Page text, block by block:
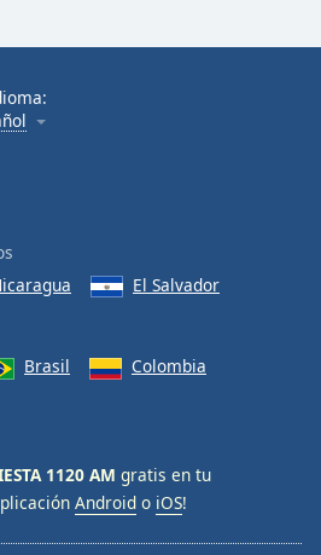
El Salvador
Brasil
Colombia
1120 AM gratis en tu
Android o iOS!